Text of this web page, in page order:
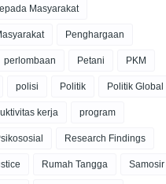
Masyarakat
Penghargaan
perlombaan Petani PKM
polisi Politik Politik Global
kerja program
Research Findings
Rumah Tangga Samosir